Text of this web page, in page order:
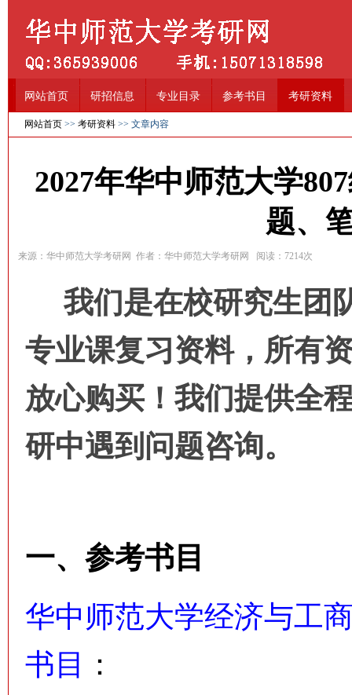
网站首页 研招信息 专业目录 参考书目 考研资料
网站首页 >> 考研资料 >> 文章内容
2027年华中师范大学
题、
来源：华中师范大学考研网 作者：华中师范大学考研网 阅读： 7214次
我们是在校研究生团
专业课复习资料，所有
放心购买！我们提供全
研中遇到问题咨询。
一、参考书目
华中师范大学经济与工
书目
：